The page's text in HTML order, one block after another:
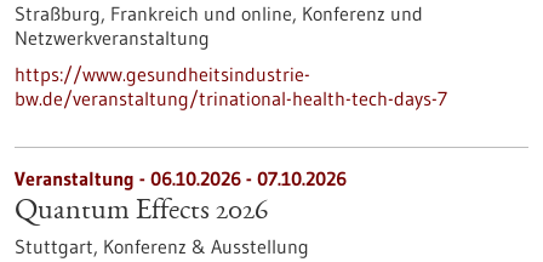
Straßburg, Frankreich und online, Konferenz und
Netzwerkveranstaltung
https://www.gesundheitsindustrie-
bw.de/veranstaltung/trinational-health-tech-days-7
Veranstaltung - 06.10.2026 - 07.10.2026
Quantum Effects 2026
Stuttgart, Konferenz & Ausstellung